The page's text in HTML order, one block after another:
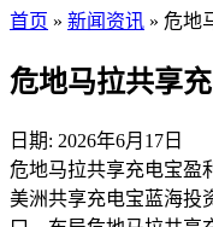
首页 » 新闻资讯 » 危地
危地马拉共享
日期: 2026年6月17日
危地马拉共享充电宝盈
美洲共享充电宝蓝海投